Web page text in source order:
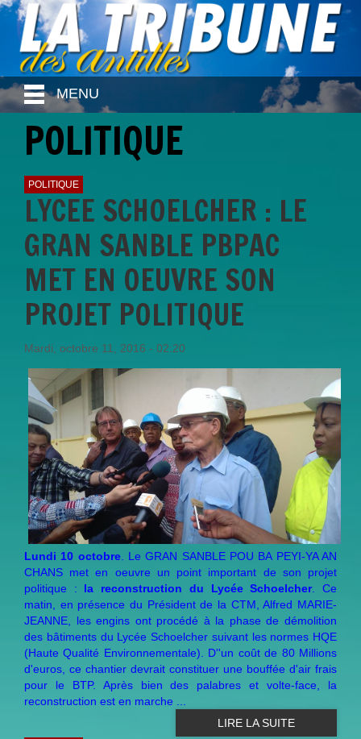
MENU
POLITIQUE
POLITIQUE
LYCEE SCHOELCHER : LE
GRAN SANBLE PBPAC
MET EN OEUVRE SON
PROJET POLITIQUE
Mardi, octobre 11, 2016 - 02:20
Lundi 10 octobre. Le GRAN SANBLE POU BA PEYI-YA AN
CHANS met en oeuvre un point important de son projet
politique : la reconstruction du Lycée Schoelcher. Ce
matin, en présence du Président de la CTM, Alfred MARIE-
JEANNE, les engins ont procédé à la phase de démolition
des bâtiments du Lycée Schoelcher suivant les normes HQE
(Haute Qualité Environnementale). D''un coût de 80 Millions
d'euros, ce chantier devrait constituer une bouffée d'air frais
pour le BTP. Après bien des palabres et volte-face, la
reconstruction est en marche ...
LIRE LA SUITE